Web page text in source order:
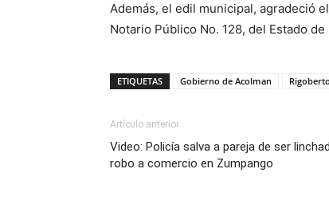
Además, el edil municipal, agradeció
Notario Público No. 128, del Estado
ETIQUETAS Gobierno de Acolman
Artículo anterior
Video: Policía salva a pareja de ser
robo a comercio en Zumpango